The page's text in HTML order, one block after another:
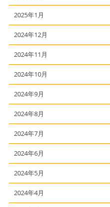
2025年1月
2024年12月
2024年11月
2024年10月
2024年9月
2024年8月
2024年7月
2024年6月
2024年5月
2024年4月